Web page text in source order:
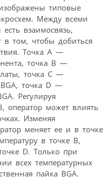
типовые
Между всеми
взаимосвязь,
в том, чтобы добиться
Точка А —
точка B —
точка C —
точка D —
Регулируя
оператор может влиять
Изменяя
меняет ее и в точке
в точке B,
D. Только при
всех температурных
пайка BGA.